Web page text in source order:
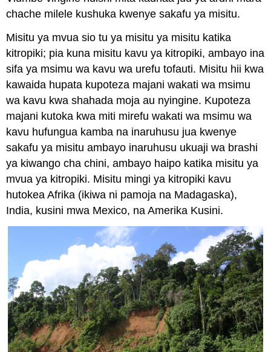
chache milele kushuka kwenye sakafu ya misitu.
Misitu ya mvua sio tu ya misitu ya misitu katika
kitropiki; pia kuna misitu kavu ya kitropiki, ambayo ina
sifa ya msimu wa kavu wa urefu tofauti. Misitu hii kwa
kawaida hupata kupoteza majani wakati wa msimu
wa kavu kwa shahada moja au nyingine. Kupoteza
majani kutoka kwa miti mirefu wakati wa msimu wa
kavu hufungua kamba na inaruhusu jua kwenye
sakafu ya misitu ambayo inaruhusu ukuaji wa brashi
ya kiwango cha chini, ambayo haipo katika misitu ya
mvua ya kitropiki. Misitu mingi ya kitropiki kavu
hutokea Afrika (ikiwa ni pamoja na Madagaska),
India, kusini mwa Mexico, na Amerika Kusini.